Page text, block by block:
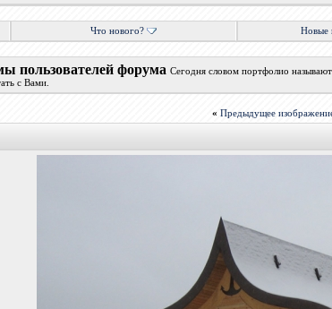
Что нового? Новые
пользователей форума Сегодня словом портфолио
с Вами.
« Предыдущее